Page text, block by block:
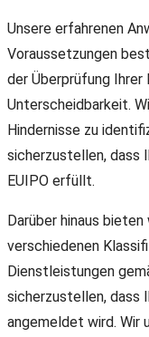
Unsere erfahrenen
Voraussetzungen
der Überprüfung
Unterscheidbarkeit.
Hindernisse zu
sicherzustellen, dass
EUIPO erfüllt.
Darüber hinaus
verschiedenen
Dienstleistungen
sicherzustellen, dass
angemeldet wird. Wir